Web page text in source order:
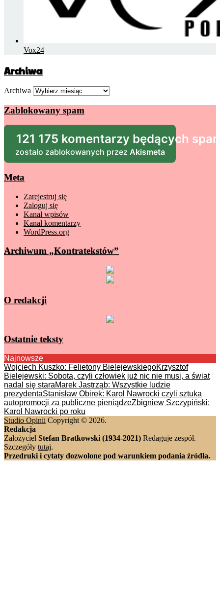
Vox24
Archiwa
Archiwa
Zablokowany spam
121 175 komentarzy będących
zostało zablokowanych przez Akismeta
Meta
Zarejestruj się
Zaloguj się
Kanał wpisów
Kanał komentarzy
WordPress.org
Archiwum „Kontratekstów”
O redakcji
Ostatnie teksty
Najnowsze
Wojciech Kuszko: Felietony BielejewskiegoKrzysztof
Bielejewski: Sobota, czyli człowiek już nic nie musi, a świat
nadal się staraMarek Jastrząb: Wszystkie ludzie
prezydentaStanisław Obirek: Karol Nawrocki czyli sztuka
autopromocji za publiczne pieniądzeZbigniew Szczypiński:
Karol Nawrocki po roku
Studio Opinii Copyright © 2026.
Redakcja
Założyciel Stefan Bratkowski (1934-2021) Redaguje zespół.
Szczegóły tutaj.
Przedruki i cytaty dozwolone pod warunkiem podania źródła.